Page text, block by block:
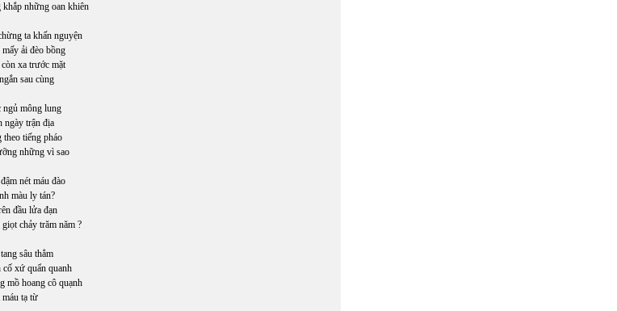
những oan khiên
ta khấn nguyện
ải đèo bồng
xa trước mặt
sau cùng
ngủ mông lung
ngày trận địa
tiếng pháo
những vì sao
nét máu đào
màu ly tán?
đầu lửa đạn
chảy trăm năm ?
sâu thẳm
xứ quẩn quanh
mồ hoang cô quạnh
máu tạ từ